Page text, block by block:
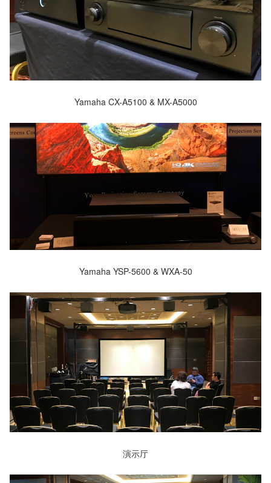
Yamaha CX-A5100 & MX-A5000
Yamaha YSP-5600 & WXA-50
演示厅